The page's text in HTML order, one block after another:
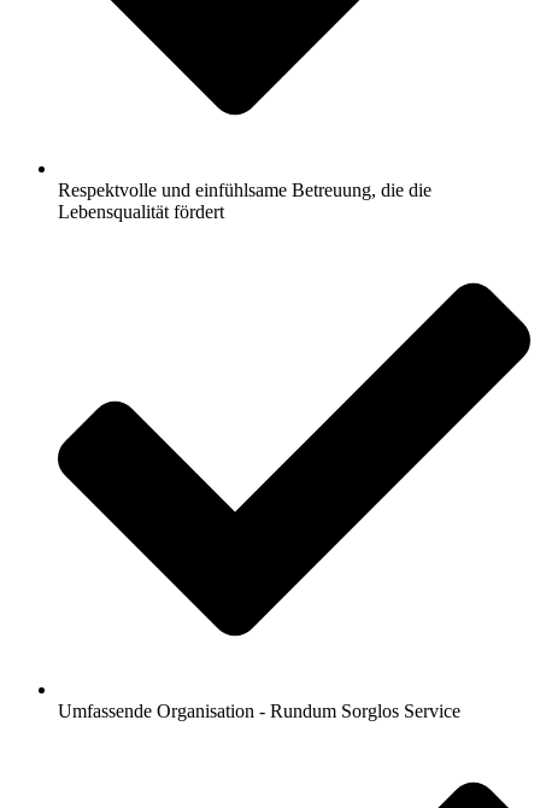
Respektvolle und einfühlsame Betreuung, die die
Lebensqualität fördert
Umfassende Organisation - Rundum Sorglos Service